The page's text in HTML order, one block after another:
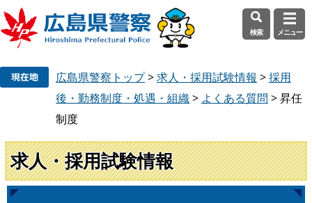
頭
で
す
。
飛
ば
し
て
検索 メニュー
広島県警察トップ>求人・採用試験情報 >採用
後・勤務制度・処遇・組織> よくある質問 >昇任
制度
求人・採用試験情報